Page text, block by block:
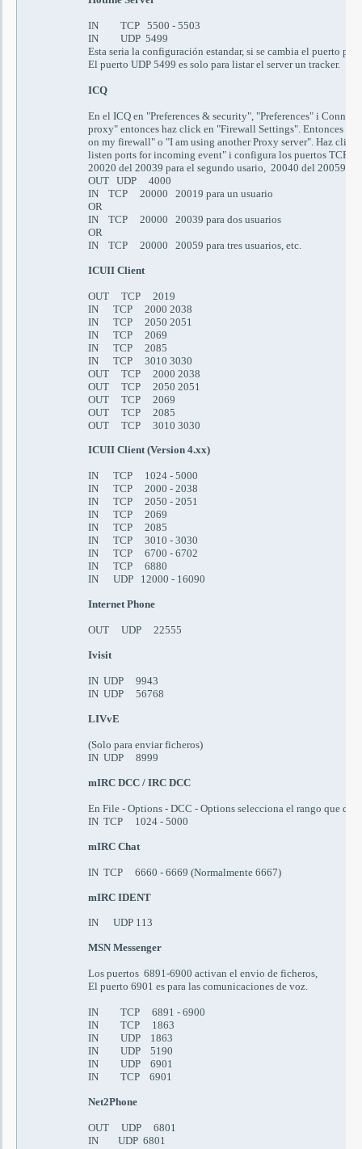
IN TCP 5500 - 5503
IN UDP 5499
Esta seria la configuración estandar, si se cambia el puerto por
El puerto UDP 5499 es solo para listar el server un tracker.
ICQ
En el ICQ en "Preferences & security", "Preferences" i
proxy" entonces haz click en "Firewall Settings". Entonces
on my firewall" o "I am using another Proxy server". Haz click
listen ports for incoming event" i configura los puertosTCP
20020 del 20039 para el segundo usario, 20040 del 20059
OUT UDP 4000
IN TCP 20000 20019 para un usuario
OR
IN TCP 20000 20039 para dos usuarios
OR
IN TCP 20000 20059 para tres usuarios, etc.
ICUII Client
OUT TCP 2019
IN TCP 2000 2038
IN TCP 2050 2051
IN TCP 2069
IN TCP 2085
IN TCP 3010 3030
OUT TCP 2000 2038
OUT TCP 2050 2051
OUT TCP 2069
OUT TCP 2085
OUT TCP 3010 3030
ICUII Client (Version 4.xx)
IN TCP 1024 - 5000
IN TCP 2000 - 2038
IN TCP 2050 - 2051
IN TCP 2069
IN TCP 2085
IN TCP 3010 - 3030
IN TCP 6700 - 6702
IN TCP 6880
IN UDP 12000 - 16090
Internet Phone
OUT UDP 22555
Ivisit
IN UDP 9943
IN UDP 56768
LIVvE
(Solo para enviar ficheros)
IN UDP 8999
mIRC DCC / IRC DCC
En File - Options - DCC - Options selecciona el rango que
IN TCP 1024 - 5000
mIRC Chat
IN TCP 6660 - 6669 (Normalmente 6667)
mIRC IDENT
IN UDP 113
MSN Messenger
Los puertos 6891-6900 activan el envio de ficheros,
El puerto 6901 es para las comunicaciones de voz.
IN TCP 6891 - 6900
IN TCP 1863
IN UDP 1863
IN UDP 5190
IN UDP 6901
IN TCP 6901
Net2Phone
OUT UDP 6801
IN UDP 6801